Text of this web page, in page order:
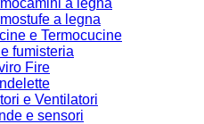
a legna
a legna
e Termocucine
fumisteria
Fire
e Ventilatori
e sensori